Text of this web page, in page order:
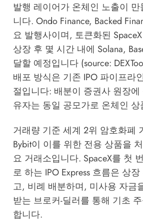
발행 레이어가 온체인 노출이
니다. Ondo Finance, Backed
요 발행사이며, 토큰화된
상장 후 몇 시간 내에 Solana,
달할 예정입니다 (source:
배포 방식은 기존 IPO 파이프라
절입니다: 배분이 증권사 원장
유자는 동일 공모가로 온체인
거래량 기준 세계 2위 암호화폐
Bybit이 이를 위한 전용 상품을
요 거래소입니다. SpaceX를 첫
로 하는 IPO Express흐름은 상장
고, 비례 배분하며, 미사용 자금
받는 브로커-딜러를 통해 기초
합니다.